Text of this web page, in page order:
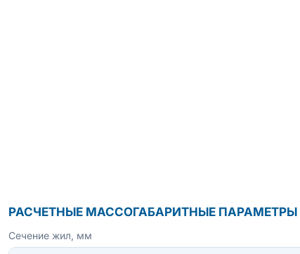
РАСЧЕТНЫЕ МАССОГАБАРИТНЫЕ ПАРАМЕТРЫ
Сечение жил, мм